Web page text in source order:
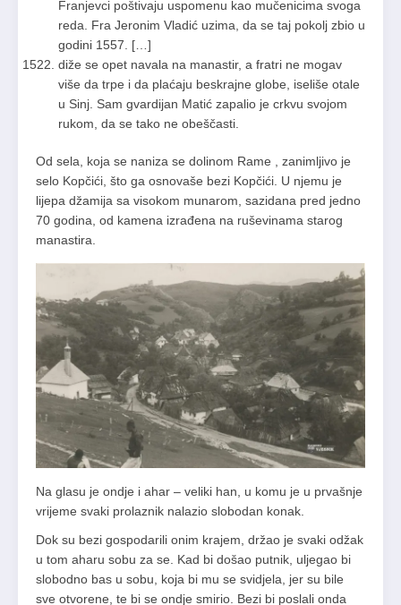
Franjevci poštivaju uspomenu kao mučenicima svoga
reda. Fra Jeronim Vladić uzima, da se taj pokolj zbio u
godini 1557. […]
diže se opet navala na manastir, a fratri ne mogav
više da trpe i da plaćaju beskrajne globe, iseliše otale
u Sinj. Sam gvardijan Matić zapalio je crkvu svojom
rukom, da se tako ne obeščasti.
Od sela, koja se naniza se dolinom Rame , zanimljivo je
selo Kopčići, što ga osnovaše bezi Kopčići. U njemu je
lijepa džamija sa visokom munarom, sazidana pred jedno
70 godina, od kamena izrađena na ruševinama starog
manastira.
Na glasu je ondje i ahar – veliki han, u komu je u prvašnje
vrijeme svaki prolaznik nalazio slobodan konak.
Dok su bezi gospodarili onim krajem, držao je svaki odžak
u tom aharu sobu za se. Kad bi došao putnik, uljegao bi
slobodno bas u sobu, koja bi mu se svidjela, jer su bile
sve otvorene, te bi se ondje smirio. Bezi bi poslali onda